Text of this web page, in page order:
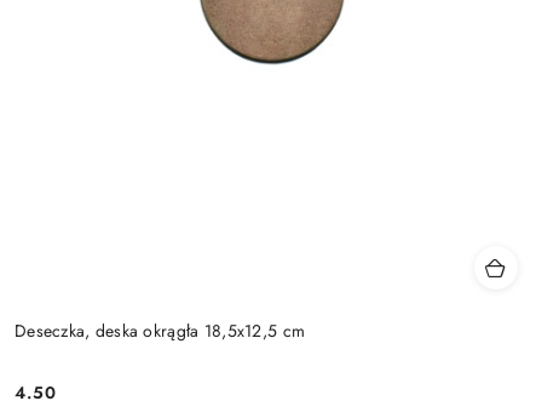
Deseczka, deska okrągła 18,5x12,5 cm
4.50